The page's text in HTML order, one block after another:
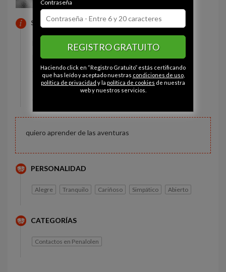
SOBRE MI
Estado civil: Soltero
Fumador/a: Sí
Ojos: Avellana
Pelo: Moreno
quiero aprender de las aventuras
PERSONALIDAD
Alegre Tranquilo Cariñoso Simpático Abierto
CATEGORÍAS
Contactos en Penalolen
Contraseña
REGISTRO GRATUITO
Haciendo click en “Registro Gratuito” estás certificando
que has leído y aceptado nuestras condiciones de uso,
política de privacidad y la política de cookies de nuestra
web y nuestros servicios.